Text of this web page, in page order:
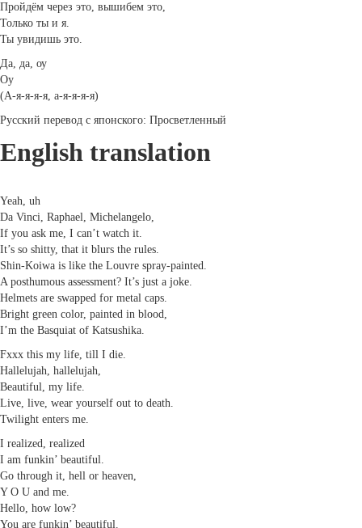
Пройдём через это, вышибем это,
Только ты и я.
Ты увидишь это.
Да, да, оу
Оу
(А-я-я-я-я, а-я-я-я-я)
Русский перевод с японского: Просветленный
English translation
Yeah, uh
Da Vinci, Raphael, Michelangelo,
If you ask me, I can’t watch it.
It’s so shitty, that it blurs the rules.
Shin-Koiwa is like the Louvre spray-painted.
A posthumous assessment? It’s just a joke.
Helmets are swapped for metal caps.
Bright green color, painted in blood,
I’m the Basquiat of Katsushika.
Fxxx this my life, till I die.
Hallelujah, hallelujah,
Beautiful, my life.
Live, live, wear yourself out to death.
Twilight enters me.
I realized, realized
I am funkin’ beautiful.
Go through it, hell or heaven,
Y O U and me.
Hello, how low?
You are funkin’ beautiful.